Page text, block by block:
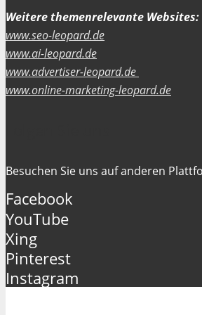
Weitere themenrelevante Websites:
www.seo-leopard.de
www.ai-leopard.de
www.advertiser-leopard.de
www.online-marketing-leopard.de
Besuchen Sie uns auf anderen
Facebook
YouTube
Xing
Pinterest
Instagram